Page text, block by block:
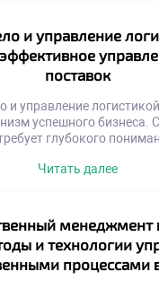
постоянно меняется под
Игнорирование
убыткам.
умеет […]
и управление
поставок
и управление
успешного бизнеса.
глубокого
смысл. Эта связь
Знание
для
издержки
доставки напрямую […]
Читать далее
менеджмент
и технологии
процессами